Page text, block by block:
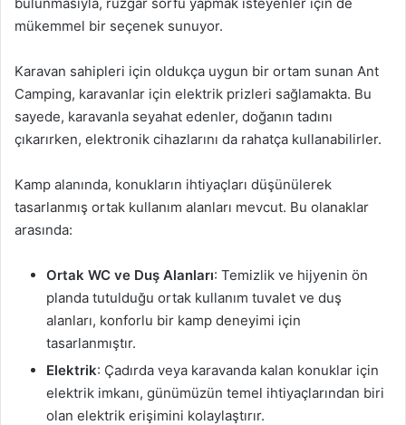
mükemmel bir seçenek sunuyor.
Karavan sahipleri için oldukça uygun bir ortam sunan Ant
Camping, karavanlar için elektrik prizleri sağlamakta. Bu
sayede, karavanla seyahat edenler, doğanın tadını
çıkarırken, elektronik cihazlarını da rahatça kullanabilirler.
Kamp alanında, konukların ihtiyaçları düşünülerek
tasarlanmış ortak kullanım alanları mevcut. Bu olanaklar
arasında:
Ortak WC ve Duş Alanları: Temizlik ve hijyenin ön
planda tutulduğu ortak kullanım tuvalet ve duş
alanları, konforlu bir kamp deneyimi için
tasarlanmıştır.
Elektrik: Çadırda veya karavanda kalan konuklar için
elektrik imkanı, günümüzün temel ihtiyaçlarından biri
olan elektrik erişimini kolaylaştırır.